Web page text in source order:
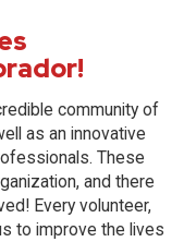
community of
as an innovative
These
and there
Every volunteer,
to improve the lives